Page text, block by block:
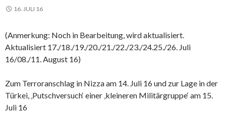
16. JULI 16
(Anmerkung: Noch in Bearbeitung, wird aktualisiert.
Aktualisiert 17./18./19./20./21./22./23./24.25./26. Juli
16/08./11. August 16)
Zum Terroranschlag in Nizza am 14. Juli 16 und zur Lage in der
Türkei, ‚Putschversuch‘ einer ‚kleineren Militärgruppe‘ am 15.
Juli 16